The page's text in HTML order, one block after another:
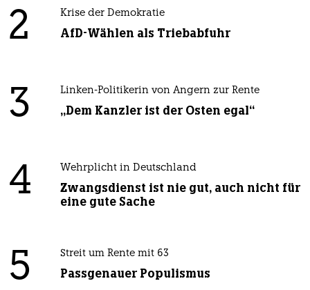
2 Krise der Demokratie
AfD-Wählen als Triebabfuhr
3 Linken-Politikerin von Angern zur Rente
„Dem Kanzler ist der Osten egal“
4 Wehrplicht in Deutschland
Zwangsdienst ist nie gut, auch nicht für
eine gute Sache
5 Streit um Rente mit 63
Passgenauer Populismus